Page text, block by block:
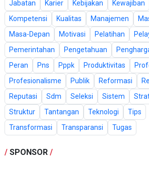
Jabatan
Karier Kebijakan Kewajiban
Kompetensi
Kualitas Manajemen
Masa-Depan
Motivasi Pelatihan
Pemerintahan
Pengetahuan
Peran
Pns Pppk Produktivitas
Profesionalisme
Publik Reformasi
Reputasi
Sdm Seleksi Sistem
Struktur
Tantangan Teknologi
Tips
Transformasi
Transparansi Tugas
/ SPONSOR /